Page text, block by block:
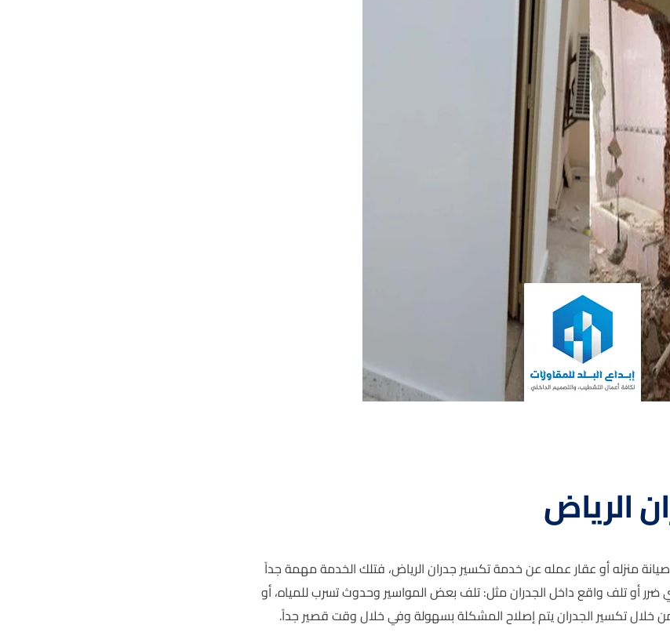
الرياض
منزله أو عقار عمله عن خدمة تكسير جدران الرياض، فتلك الخدمة مهمة جداً
ضرر أو تلف واقع داخل الجدران مثل: تلف بعض المواسير وحدوث تسرب للمياه، أو
خلال تكسير الجدران يتم إصلاح المشكلة بسهولة وفي خلال وقت قصير جداً.